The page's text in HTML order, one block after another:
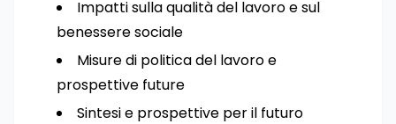
Impatti sulla qualità del lavoro e sul
benessere sociale
Misure di politica del lavoro e
prospettive future
Sintesi e prospettive per il futuro